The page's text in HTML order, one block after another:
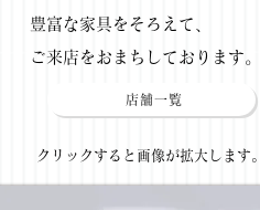
​豊富な家具をそろえて、
ご来店をおまちしております。
店舗一覧
​クリックすると画像が拡大します。